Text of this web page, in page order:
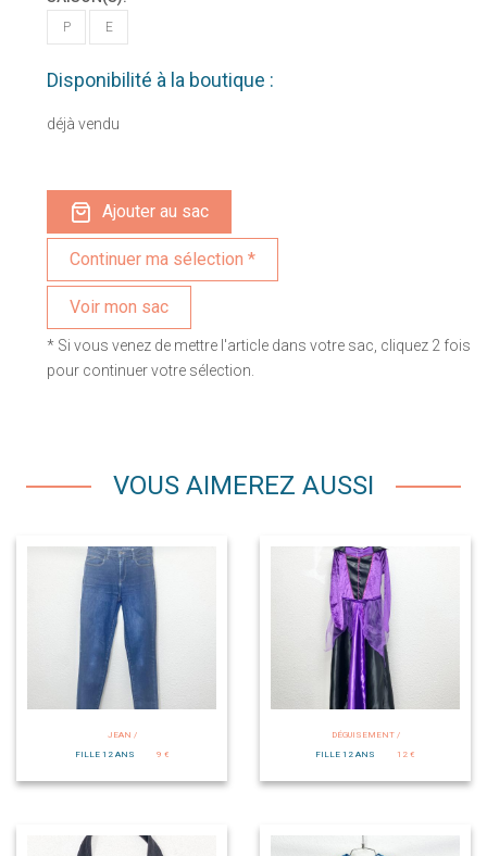
P E
Disponibilité à la boutique :
déjà vendu
Ajouter au sac
Voir mon sac
* Si vous venez de mettre l'article dans votre sac, cliquez 2 fois
pour continuer votre sélection.
VOUS AIMEREZ AUSSI
JEAN /
FILLE 12 ANS
9 €
DÉGUISEMENT /
FILLE 12 ANS
12 €